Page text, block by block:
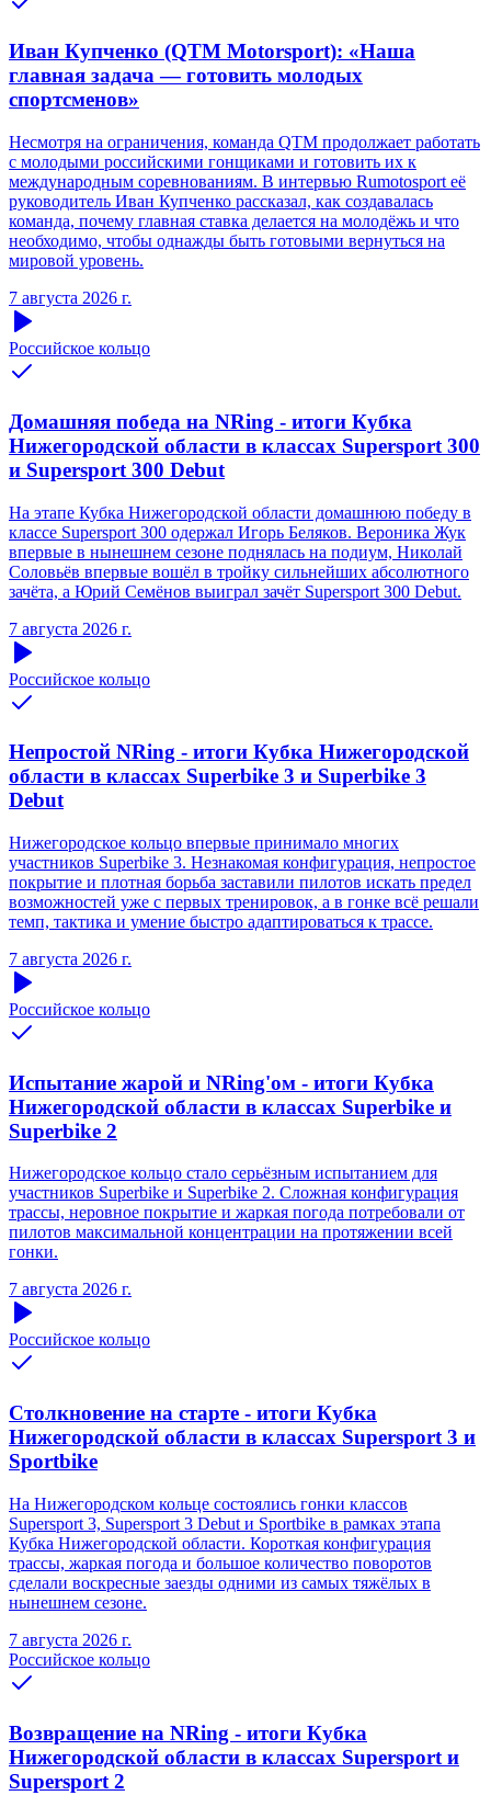
Иван Купченко (QTM Motorsport): «Наша
главная задача — готовить молодых
спортсменов»
Несмотря на ограничения, команда QTM продолжает работать
с молодыми российскими гонщиками и готовить их к
международным соревнованиям. В интервью Rumotosport её
руководитель Иван Купченко рассказал, как создавалась
команда, почему главная ставка делается на молодёжь и что
необходимо, чтобы однажды быть готовыми вернуться на
мировой уровень.
7 августа 2026 г.
Российское кольцо
Домашняя победа на NRing - итоги Кубка
Нижегородской области в классах Supersport 300
и Supersport 300 Debut
На этапе Кубка Нижегородской области домашнюю победу в
классе Supersport 300 одержал Игорь Беляков. Вероника Жук
впервые в нынешнем сезоне поднялась на подиум, Николай
Соловьёв впервые вошёл в тройку сильнейших абсолютного
зачёта, а Юрий Семёнов выиграл зачёт Supersport 300 Debut.
7 августа 2026 г.
Российское кольцо
Непростой NRing - итоги Кубка Нижегородской
области в классах Superbike 3 и Superbike 3
Debut
Нижегородское кольцо впервые принимало многих
участников Superbike 3. Незнакомая конфигурация, непростое
покрытие и плотная борьба заставили пилотов искать предел
возможностей уже с первых тренировок, а в гонке всё решали
темп, тактика и умение быстро адаптироваться к трассе.
7 августа 2026 г.
Российское кольцо
Испытание жарой и NRing'ом - итоги Кубка
Нижегородской области в классах Superbike и
Superbike 2
Нижегородское кольцо стало серьёзным испытанием для
участников Superbike и Superbike 2. Сложная конфигурация
трассы, неровное покрытие и жаркая погода потребовали от
пилотов максимальной концентрации на протяжении всей
гонки.
7 августа 2026 г.
Российское кольцо
Столкновение на старте - итоги Кубка
Нижегородской области в классах Supersport 3 и
Sportbike
На Нижегородском кольце состоялись гонки классов
Supersport 3, Supersport 3 Debut и Sportbike в рамках этапа
Кубка Нижегородской области. Короткая конфигурация
трассы, жаркая погода и большое количество поворотов
сделали воскресные заезды одними из самых тяжёлых в
нынешнем сезоне.
7 августа 2026 г.
Российское кольцо
Возвращение на NRing - итоги Кубка
Нижегородской области в классах Supersport и
Supersport 2